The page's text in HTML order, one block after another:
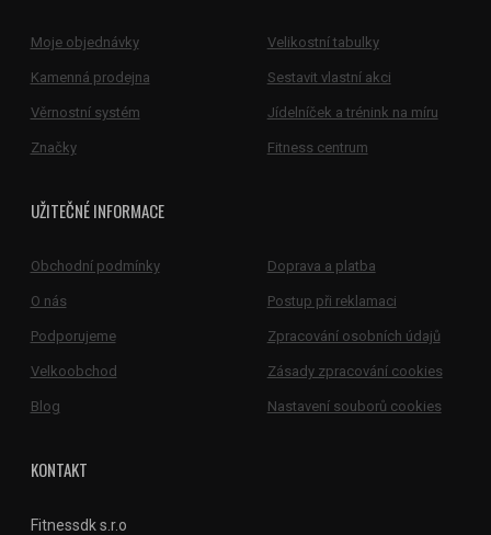
Moje objednávky Velikostní tabulky
Kamenná prodejna Sestavit vlastní akci
Věrnostní systém Jídelníček a trénink na míru
Značky Fitness centrum
UŽITEČNÉ INFORMACE
Obchodní podmínky Doprava a platba
O nás Postup při reklamaci
Podporujeme Zpracování osobních údajů
Velkoobchod Zásady zpracování cookies
Blog Nastavení souborů cookies
KONTAKT
Fitnessdk s.r.o